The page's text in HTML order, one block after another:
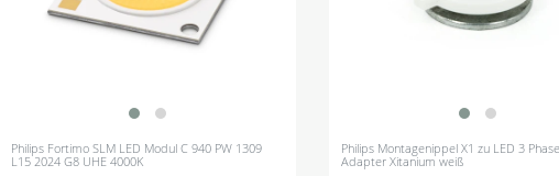
Philips Fortimo SLM LED Modul C 940 PW 1309
L15 2024 G8 UHE 4000K
Philips Montagenippel X1 zu LED 3
Adapter Xitanium weiß